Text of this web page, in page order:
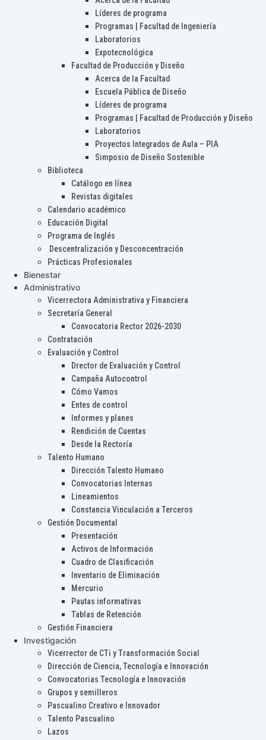
Líderes de programa
Programas | Facultad de Ingeniería
Laboratorios
Expotecnológica
Facultad de Producción y Diseño
Acerca de la Facultad
Escuela Pública de Diseño
Líderes de programa
Programas | Facultad de Producción y Diseño
Laboratorios
Proyectos Integrados de Aula – PIA
Simposio de Diseño Sostenible
Biblioteca
Catálogo en línea
Revistas digitales
Calendario académico
Educación Digital
Programa de Inglés
Descentralización y Desconcentración
Prácticas Profesionales
Bienestar
Administrativo
Vicerrectora Administrativa y Financiera
Secretaría General
Convocatoria Rector 2026-2030
Contratación
Evaluación y Control
Drector de Evaluación y Control
Campaña Autocontrol
Cómo Vamos
Entes de control
Informes y planes
Rendición de Cuentas
Desde la Rectoría
Talento Humano
Dirección Talento Humano
Convocatorias Internas
Lineamientos
Constancia Vinculación a Terceros
Gestión Documental
Presentación
Activos de Información
Cuadro de Clasificación
Inventario de Eliminación
Mercurio
Pautas informativas
Tablas de Retención
Gestión Financiera
Investigación
Vicerrector de CTi y Transformación Social
Dirección de Ciencia, Tecnología e Innovación
Convocatorias Tecnología e Innovación
Grupos y semilleros
Pascualino Creativo e Innovador
Talento Pascualino
Lazos